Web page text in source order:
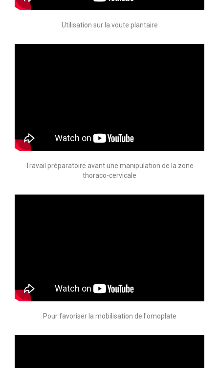
Utilisation sur la voute plantaire
Travail préparatoire avant une manipulation de la zone
thoraco-cervicale
Pour favoriser la mobilisation de l'omoplate